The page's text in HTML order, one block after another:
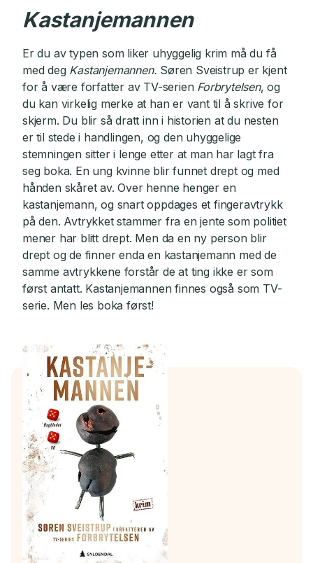
Kastanjemannen
Er du av typen som liker uhyggelig krim må du få
med deg Kastanjemannen. Søren Sveistrup er kjent
for å være forfatter av TV-serien Forbrytelsen, og
du kan virkelig merke at han er vant til å skrive for
skjerm. Du blir så dratt inn i historien at du nesten
er til stede i handlingen, og den uhyggelige
stemningen sitter i lenge etter at man har lagt fra
seg boka. En ung kvinne blir funnet drept og med
hånden skåret av. Over henne henger en
kastanjemann, og snart oppdages et fingeravtrykk
på den. Avtrykket stammer fra en jente som politiet
mener har blitt drept. Men da en ny person blir
drept og de finner enda en kastanjemann med de
samme avtrykkene forstår de at ting ikke er som
først antatt. Kastanjemannen finnes også som TV-
serie. Men les boka først!